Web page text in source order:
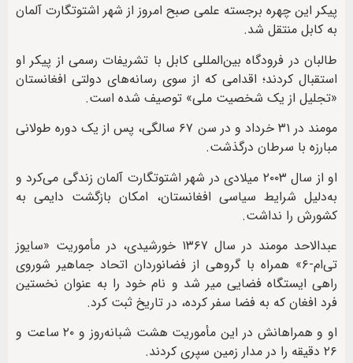
پیکر این چهره برجسته علمی صبح امروز از شهر اشتوتگارت آلمان
به کابل منتقل شد.
طالبان در فرودگاه بین‌المللی کابل با تشریفات رسمی از پیکر او
استقبال کردند؛ اقدامی که از سوی رسانه‌های دولتی افغانستان
«تجلیل از یک شخصیت ملی» توصیف شده است.
مومند در ۳۱ خرداد و در سن ۶۷ سالگی، پس از یک دوره طولانی
مبارزه با سرطان درگذشت.
او از سال ۲۰۰۳ میلادی در شهر اشتوتگارت آلمان زندگی می‌کرد و
به‌دلیل شرایط سیاسی افغانستان، امکان بازگشت دایمی به
کشورش را نداشت.
عبدالاحد مومند در سال ۱۳۶۷ خورشیدی، در مأموریت «سایوز
تی‌ام-۶» همراه با گروهی از فضانوردان اتحاد جماهیر شوروی
راهی ایستگاه فضایی میر شد و نام خود را به عنوان نخستین
فرد افغان که به فضا سفر کرده، در تاریخ ثبت کرد.
او و همراهانش در این مأموریت هشت شبانه‌روز و ۲۰ ساعت و
۲۶ دقیقه را در مدار زمین سپری کردند.